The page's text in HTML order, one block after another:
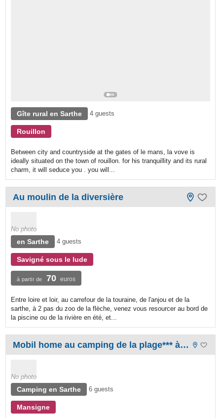
Gîte rural en Sarthe 4 guests
Rouillon
Between city and countryside at the gates of le mans, la vove is
ideally situated on the town of rouillon. for his tranquillity and its rural
charm, it will seduce you . you will...
Au moulin de la diversière
No photo
en Sarthe 4 guests
Savigné sous le lude
à partir de 70 euros
Entre loire et loir, au carrefour de la touraine, de l'anjou et de la
sarthe, à 2 pas du zoo de la flèche, venez vous resourcer au bord de
la piscine ou de la rivière en été, et...
Mobil home au camping de la plage*** à mansigné (72510)
No photo
Camping en Sarthe 6 guests
Mansigne